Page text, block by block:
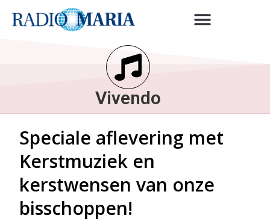
Vivendo
Speciale aflevering met
Kerstmuziek en
kerstwensen van onze
bisschoppen!